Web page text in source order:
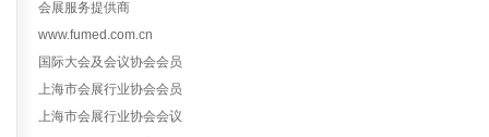
会展服务提供商
www.fumed.com.cn
国际大会及会议协会会员
上海市会展行业协会会员
上海市会展行业协会会议